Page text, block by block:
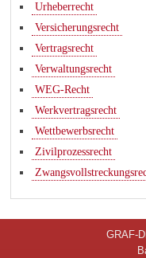
Urheberrecht
Versicherungsrecht
Vertragsrecht
Verwaltungsrecht
WEG-Recht
Werkvertragsrecht
Wettbewerbsrecht
Zivilprozessrecht
GRAF-